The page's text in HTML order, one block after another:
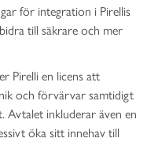
för integration i Pirellis
till säkrare och mer
Pirelli en licens att
och förvärvar samtidigt
Avtalet inkluderar även en
öka sitt innehav till